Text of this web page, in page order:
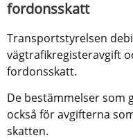
fordonsskatt
Transportstyrelsen
vägtrafikregisteravgift
fordonsskatt.
De bestämmelser som
också för avgifterna
skatten.